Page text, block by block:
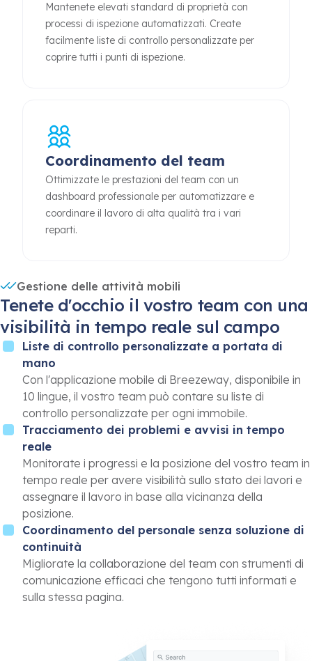
Mantenete elevati standard di proprietà con
processi di ispezione automatizzati. Create
facilmente liste di controllo personalizzate per
coprire tutti i punti di ispezione.
Coordinamento del team
Ottimizzate le prestazioni del team con un
dashboard professionale per automatizzare e
coordinare il lavoro di alta qualità tra i vari
reparti.
Gestione delle attività mobili
Tenete d'occhio il vostro team con una
visibilità in tempo reale sul campo
Liste di controllo personalizzate a portata di
mano
Con l'applicazione mobile di Breezeway, disponibile in
10 lingue, il vostro team può contare su liste di
controllo personalizzate per ogni immobile.
Tracciamento dei problemi e avvisi in tempo
reale
Monitorate i progressi e la posizione del vostro team in
tempo reale per avere visibilità sullo stato dei lavori e
assegnare il lavoro in base alla vicinanza della
posizione.
Coordinamento del personale senza soluzione di
continuità
Migliorate la collaborazione del team con strumenti di
comunicazione efficaci che tengono tutti informati e
sulla stessa pagina.